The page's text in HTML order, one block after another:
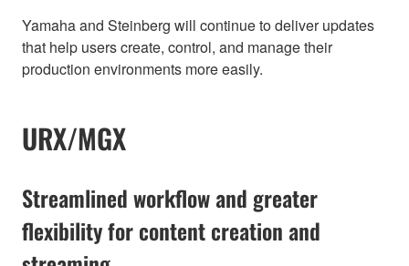
Yamaha and Steinberg will continue to deliver updates
that help users create, control, and manage their
production environments more easily.
URX/MGX
Streamlined workflow and greater
flexibility for content creation and